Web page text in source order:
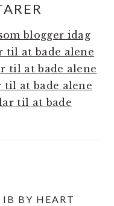
blogger idag
til at bade alene
til at bade alene
til at bade alene
til at bade
BY HEART